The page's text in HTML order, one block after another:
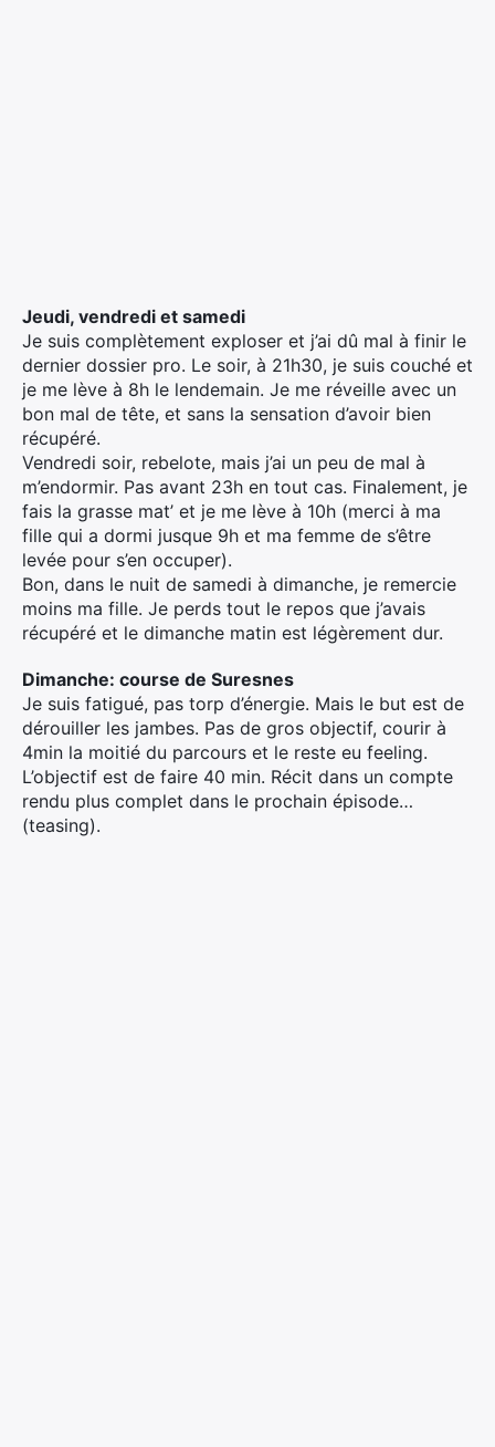
Jeudi, vendredi et samedi
Je suis complètement exploser et j’ai dû mal à finir le
dernier dossier pro. Le soir, à 21h30, je suis couché et
je me lève à 8h le lendemain. Je me réveille avec un
bon mal de tête, et sans la sensation d’avoir bien
récupéré.
Vendredi soir, rebelote, mais j’ai un peu de mal à
m’endormir. Pas avant 23h en tout cas. Finalement, je
fais la grasse mat’ et je me lève à 10h (merci à ma
fille qui a dormi jusque 9h et ma femme de s’être
levée pour s’en occuper).
Bon, dans le nuit de samedi à dimanche, je remercie
moins ma fille. Je perds tout le repos que j’avais
récupéré et le dimanche matin est légèrement dur.
Dimanche: course de Suresnes
Je suis fatigué, pas torp d’énergie. Mais le but est de
dérouiller les jambes. Pas de gros objectif, courir à
4min la moitié du parcours et le reste eu feeling.
L’objectif est de faire 40 min. Récit dans un compte
rendu plus complet dans le prochain épisode…
(teasing).